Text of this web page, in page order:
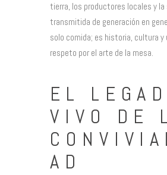
tierra, los productores locales y la
transmitida de generación en
solo comida; es historia, cultura y
respeto por el arte de la mesa.
EL
VIVO DE
AD